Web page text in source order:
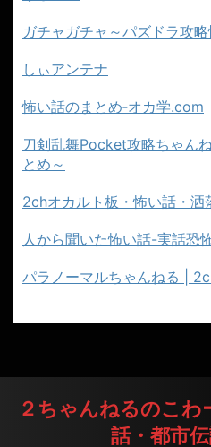
ガチャガチャ～パズドラ攻
しぃアンテナ
怖い話のまとめ‐オカ学.com
刀剣乱舞Pocket攻略ちゃん
とめ～
2chオカルト板・怖い話・洒
人から聞いた怖い話-実話恐
パラノーマルちゃんねる |
２ちゃんねるのこわ
話・都市